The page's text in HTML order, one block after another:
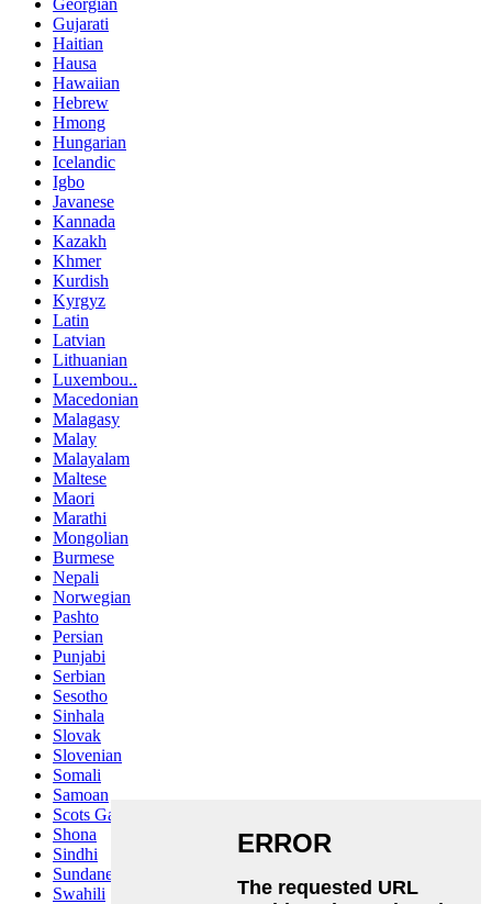
Georgian
Gujarati
Haitian
Hausa
Hawaiian
Hebrew
Hmong
Hungarian
Icelandic
Igbo
Javanese
Kannada
Kazakh
Khmer
Kurdish
Kyrgyz
Latin
Latvian
Lithuanian
Luxembou..
Macedonian
Malagasy
Malay
Malayalam
Maltese
Maori
Marathi
Mongolian
Burmese
Nepali
Norwegian
Pashto
Persian
Punjabi
Serbian
Sesotho
Sinhala
Slovak
Slovenian
Somali
Samoan
Scots Gaelic
Shona
Sindhi
Sundanese
Swahili